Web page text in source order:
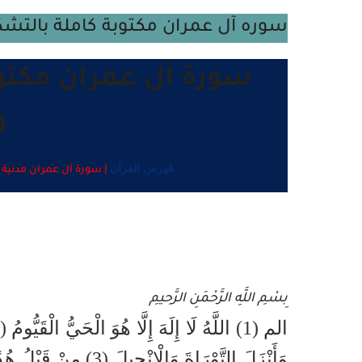
سوره آل عمران مكتوبة كاملة
سورة آل عمران
فهرس القرآن | سورة آل عمران مدنية | رقم السورة: 3 - عدد
بِسْمِ اللَّهِ الرَّحْمَنِ الرَّحِيمِ